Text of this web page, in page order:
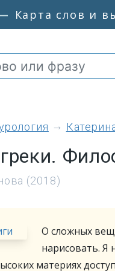
Карта слов и
(2018)
О сложных
нарисовать. Я
материях